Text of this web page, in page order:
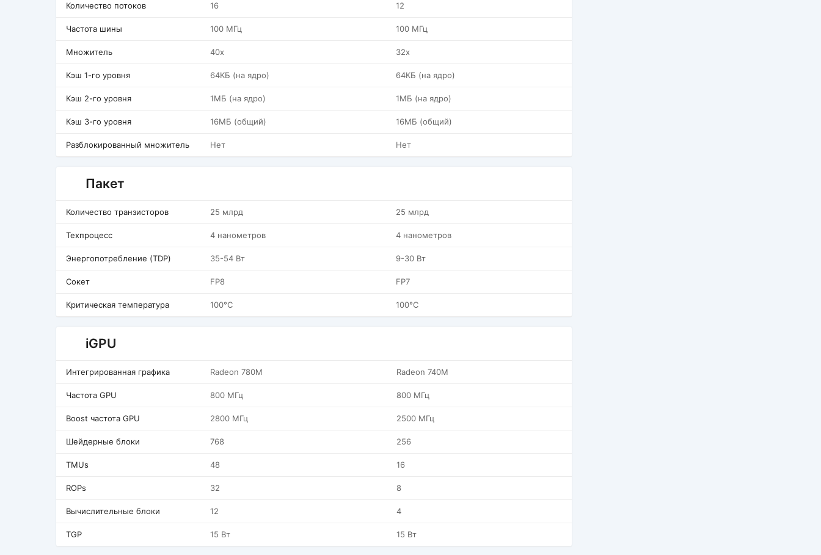
Количество потоков 16 12
Частота шины 100 МГц 100 МГц
Множитель 40x 32x
Кэш 1-го уровня 64КБ (на ядро) 64КБ (на ядро)
Кэш 2-го уровня 1МБ (на ядро) 1МБ (на ядро)
Кэш 3-го уровня 16МБ (общий) 16МБ (общий)
Разблокированный множитель Нет Нет
Пакет
Количество транзисторов 25 млрд 25 млрд
Техпроцесс 4 нанометров 4 нанометров
Энергопотребление (TDP) 35-54 Вт 9-30 Вт
Сокет FP8 FP7
Критическая температура 100°C 100°C
iGPU
Интегрированная графика Radeon 780M Radeon 740M
Частота GPU 800 МГц 800 МГц
Boost частота GPU 2800 МГц 2500 МГц
Шейдерные блоки 768 256
TMUs 48 16
ROPs 32 8
Вычислительные блоки 12 4
TGP 15 Вт 15 Вт